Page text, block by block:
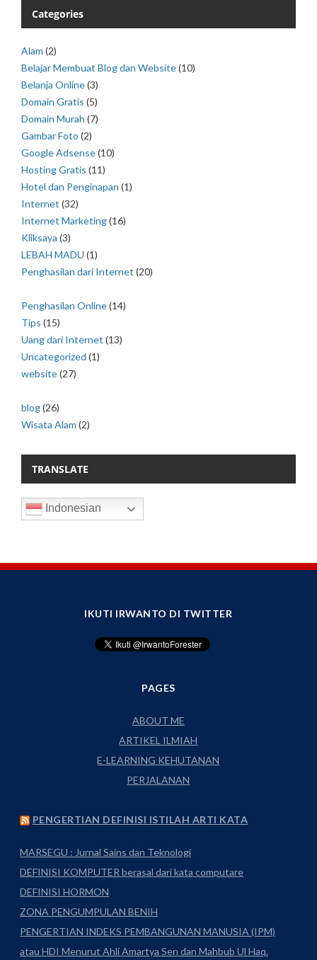
Categories
Alam (2)
Belajar Membuat Blog dan Website(10)
Belanja Online(3)
Domain Gratis (5)
Domain Murah (7)
Gambar Foto (2)
Google Adsense(10)
Hosting Gratis (11)
Hotel dan Penginapan (1)
Internet (32)
Internet Marketing(16)
Kliksaya (3)
LEBAH MADU (1)
Penghasilan dari Internet (20)
Penghasilan Online(14)
Tips (15)
Uang dari Internet (13)
Uncategorized (1)
website(27)
blog(26)
Wisata Alam (2)
TRANSLATE
Indonesian
IKUTI IRWANTO DI TWITTER
PAGES
ABOUT ME
ARTIKEL ILMIAH
E-LEARNING KEHUTANAN
PERJALANAN
PENGERTIAN DEFINISI ISTILAH ARTI KATA
MARSEGU : Jurnal Sains dan Teknologi
DEFINISI KOMPUTER berasal dari kata computare
DEFINISI HORMON
ZONA PENGUMPULAN BENIH
PENGERTIAN INDEKS PEMBANGUNAN MANUSIA (IPM)
atau HDI Menurut Ahli Amartya Sen dan Mahbub Ul Haq.